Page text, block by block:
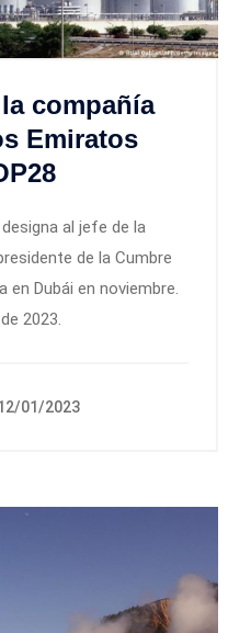
compañía
Emiratos
al jefe de la
de la Cumbre
en Dubái en noviembre.
2023.
01/2023